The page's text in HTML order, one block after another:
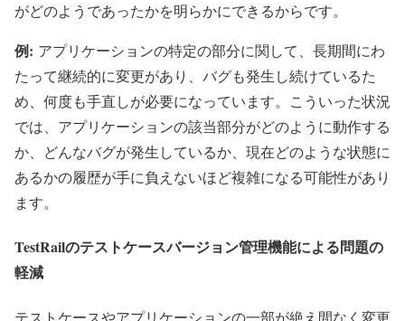
がどのようであったかを明らかにできるからです。
例: アプリケーションの特定の部分に関して、長期間にわ
たって継続的に変更があり、バグも発生し続けているた
め、何度も手直しが必要になっています。こういった状況
では、アプリケーションの該当部分がどのように動作する
か、どんなバグが発生しているか、現在どのような状態に
あるかの履歴が手に負えないほど複雑になる可能性があり
ます。
TestRailのテストケースバージョン管理機能による問題の
軽減
テストケースやアプリケーションの一部が絶え間なく変更